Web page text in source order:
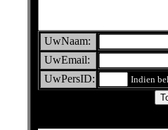
UwNaam:
UwEmail:
UwPersID: Indien